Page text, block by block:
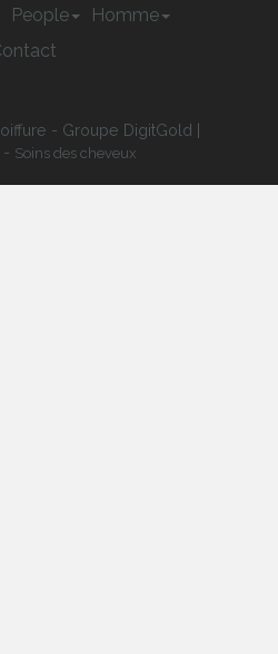
People
Homme
- Groupe DigitGold |
- Soins des cheveux